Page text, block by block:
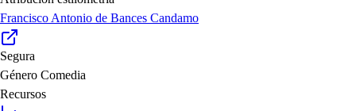
Francisco Antonio de Bances Candamo
Segura
Género Comedia
Recursos